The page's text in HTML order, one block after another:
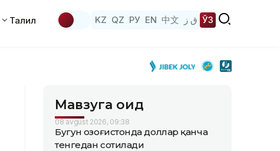
Таҳлил KZ QZ РУ EN 中文 ق ز ЎЗ
Мавзуга оид
08 avgust 2026, 09:38
Бугун Қозоғистонда доллар қанча
тенгедан сотилади